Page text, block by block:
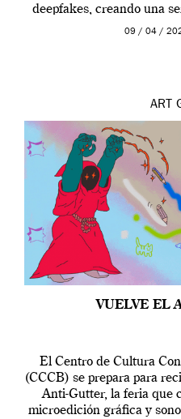
deepfakes, creando una
09 / 04 /
ART
VUELVE EL
El Centro de Cultura
(CCCB) se prepara para
Anti-Gutter, la feria que
microedición gráfica y